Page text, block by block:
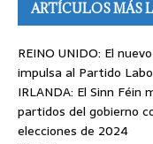
ARTÍCULOS MÁS
REINO UNIDO: El
impulsa al Partido
IRLANDA: El Sinn
partidos del gobierno
elecciones de 2024